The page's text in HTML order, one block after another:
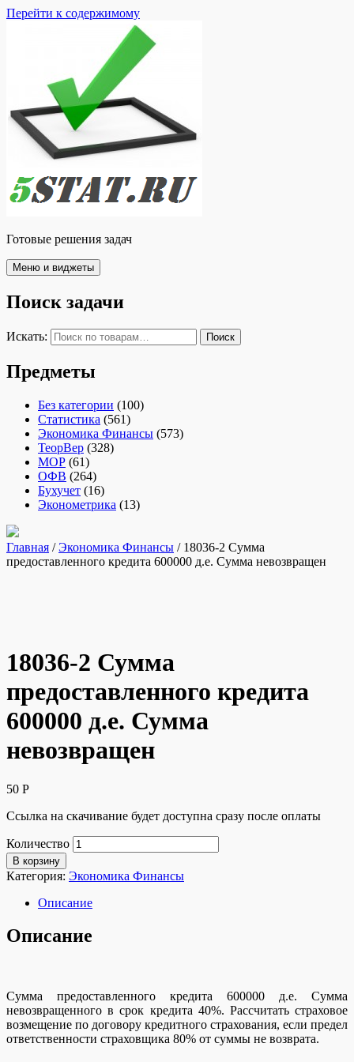
Перейти к содержимому
Готовые решения задач
Меню и виджеты
Поиск задачи
Искать: Поиск
Предметы
Без категории (100)
Статистика (561)
Экономика Финансы (573)
ТеорВер (328)
МОР (61)
ОФВ (264)
Бухучет (16)
Эконометрика (13)
Главная /Экономика Финансы / 18036-2 Сумма
предоставленного кредита 600000 д.е. Сумма невозвращен
18036-2 Сумма
предоставленного кредита
600000 д.е. Сумма
невозвращен
50 Р
Ссылка на скачивание будет доступна сразу после оплаты
Количество
В корзину
Категория: Экономика Финансы
Описание
Описание
Сумма предоставленного кредита 600000 д.е. Сумма
невозвращенного в срок кредита 40%. Рассчитать страховое
возмещение по договору кредитного страхования, если предел
ответственности страховщика 80% от суммы не возврата.